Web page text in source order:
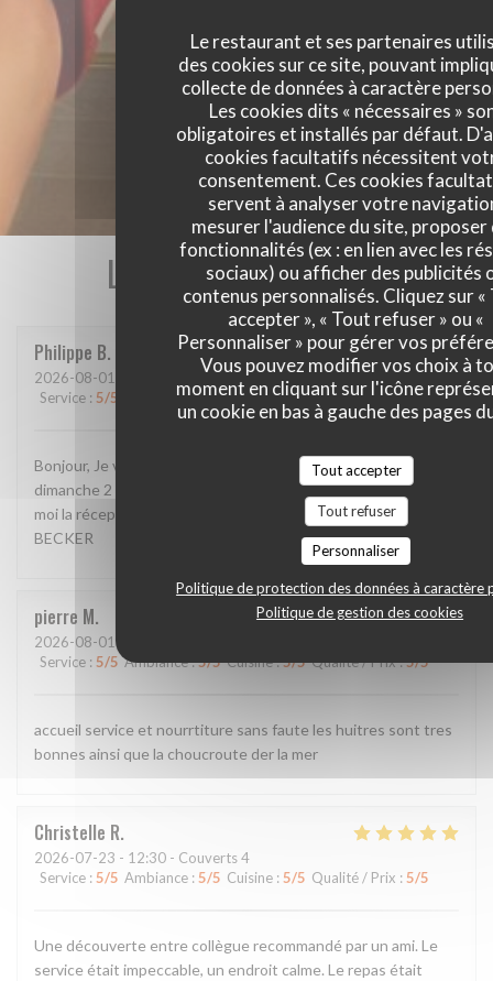
Le restaurant et ses partenaires
des cookies sur ce site, pouvant
collecte de données à caractère
Les cookies dits « nécessaires »
obligatoires et installés par défaut.
cookies facultatifs nécessitent
consentement. Ces cookies
servent à analyser votre
mesurer l'audience du site, proposer
fonctionnalités (ex : en lien avec les
sociaux) ou afficher des publicités
contenus personnalisés. Cliquez sur «
accepter », « Tout refuser » ou «
Personnaliser » pour gérer vos
Vous pouvez modifier vos choix à
moment en cliquant sur l'icône
un cookie en bas à gauche des pages
Tout accepter
Tout refuser
Personnaliser
Politique de protection des données à caractère
Politique de gestion des cookies
Les avis de nos clients
Philippe B
2026-08-01
- 19:45 - Couverts 3
Service : 5/5 Ambiance:5/5 Cuisine :4/5 Qualité / Prix:4/5
Bonjour, Je vous ai envoyé un message sur google, je crois
dimanche 2 ou hier 3 août. L'avez-vous reçu et lu? Confirmez
moi la réception de mon message svp Bien cordialement, P.
BECKER
pierre M
2026-08-01- 20:00 - Couverts 2
Service : 5/5 Ambiance:5/5 Cuisine:5/5 Qualité / Prix:5/5
accueil service et nourrtiture sans faute les huitres sont tres
bonnes ainsi que la choucroute der la mer
Christelle R
2026-07-23 - 12:30 - Couverts 4
Service : 5/5 Ambiance : 5/5 Cuisine : 5/5 Qualité / Prix : 5/5
Une découverte entre collègue recommandé par un ami. Le
service était impeccable, un endroit calme. Le repas était